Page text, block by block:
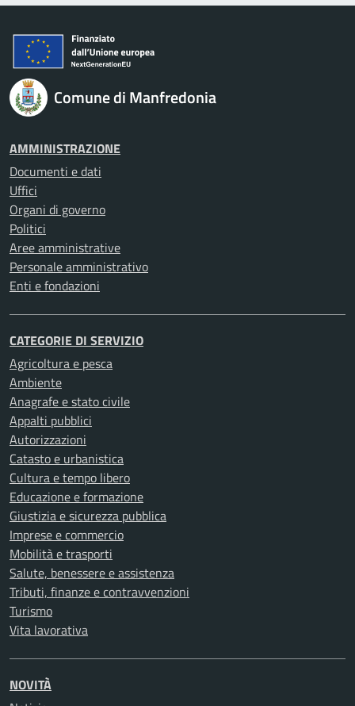
Comune di Manfredonia
AMMINISTRAZIONE
Documenti e dati
Uffici
Organi di governo
Politici
Aree amministrative
Personale amministrativo
Enti e fondazioni
CATEGORIE DI SERVIZIO
Agricoltura e pesca
Ambiente
Anagrafe e stato civile
Appalti pubblici
Autorizzazioni
Catasto e urbanistica
Cultura e tempo libero
Educazione e formazione
Giustizia e sicurezza pubblica
Imprese e commercio
Mobilità e trasporti
Salute, benessere e assistenza
Tributi, finanze e contravvenzioni
Turismo
Vita lavorativa
NOVITÀ